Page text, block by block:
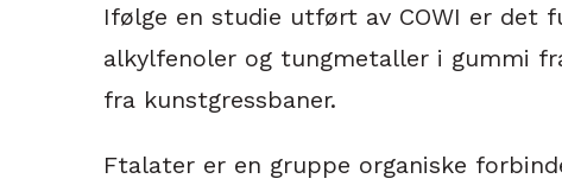
Ifølge en studie utført av COWI er det
alkylfenoler og tungmetaller i gummi
fra kunstgressbaner.
Ftalater er en gruppe organiske